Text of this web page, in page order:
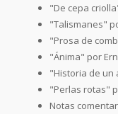
"De cepa
"Talismanes"
"Prosa de
"Ánima" por
"Historia de un
"Perlas rotas"
Notas